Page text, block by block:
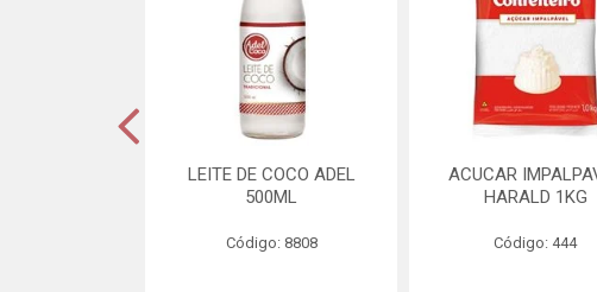
LEITE DE COCO ADEL
500ML
Código: 8808
ACUCAR
HARALD 1KG
Código: 444